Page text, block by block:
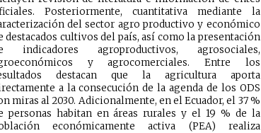
Posteriormente, cuantitativa mediante la
del sector agro productivo y económico
destacados cultivos del país, así como la presentación
indicadores agroproductivos, agrosociales,
y agrocomerciales. Entre los
destacan que la agricultura aporta
a la consecución de la agenda de los ODS
miras al 2030. Adicionalmente, en el Ecuador, el 37 %
personas habitan en áreas rurales y el 19 % de la
económicamente activa (PEA) realiza